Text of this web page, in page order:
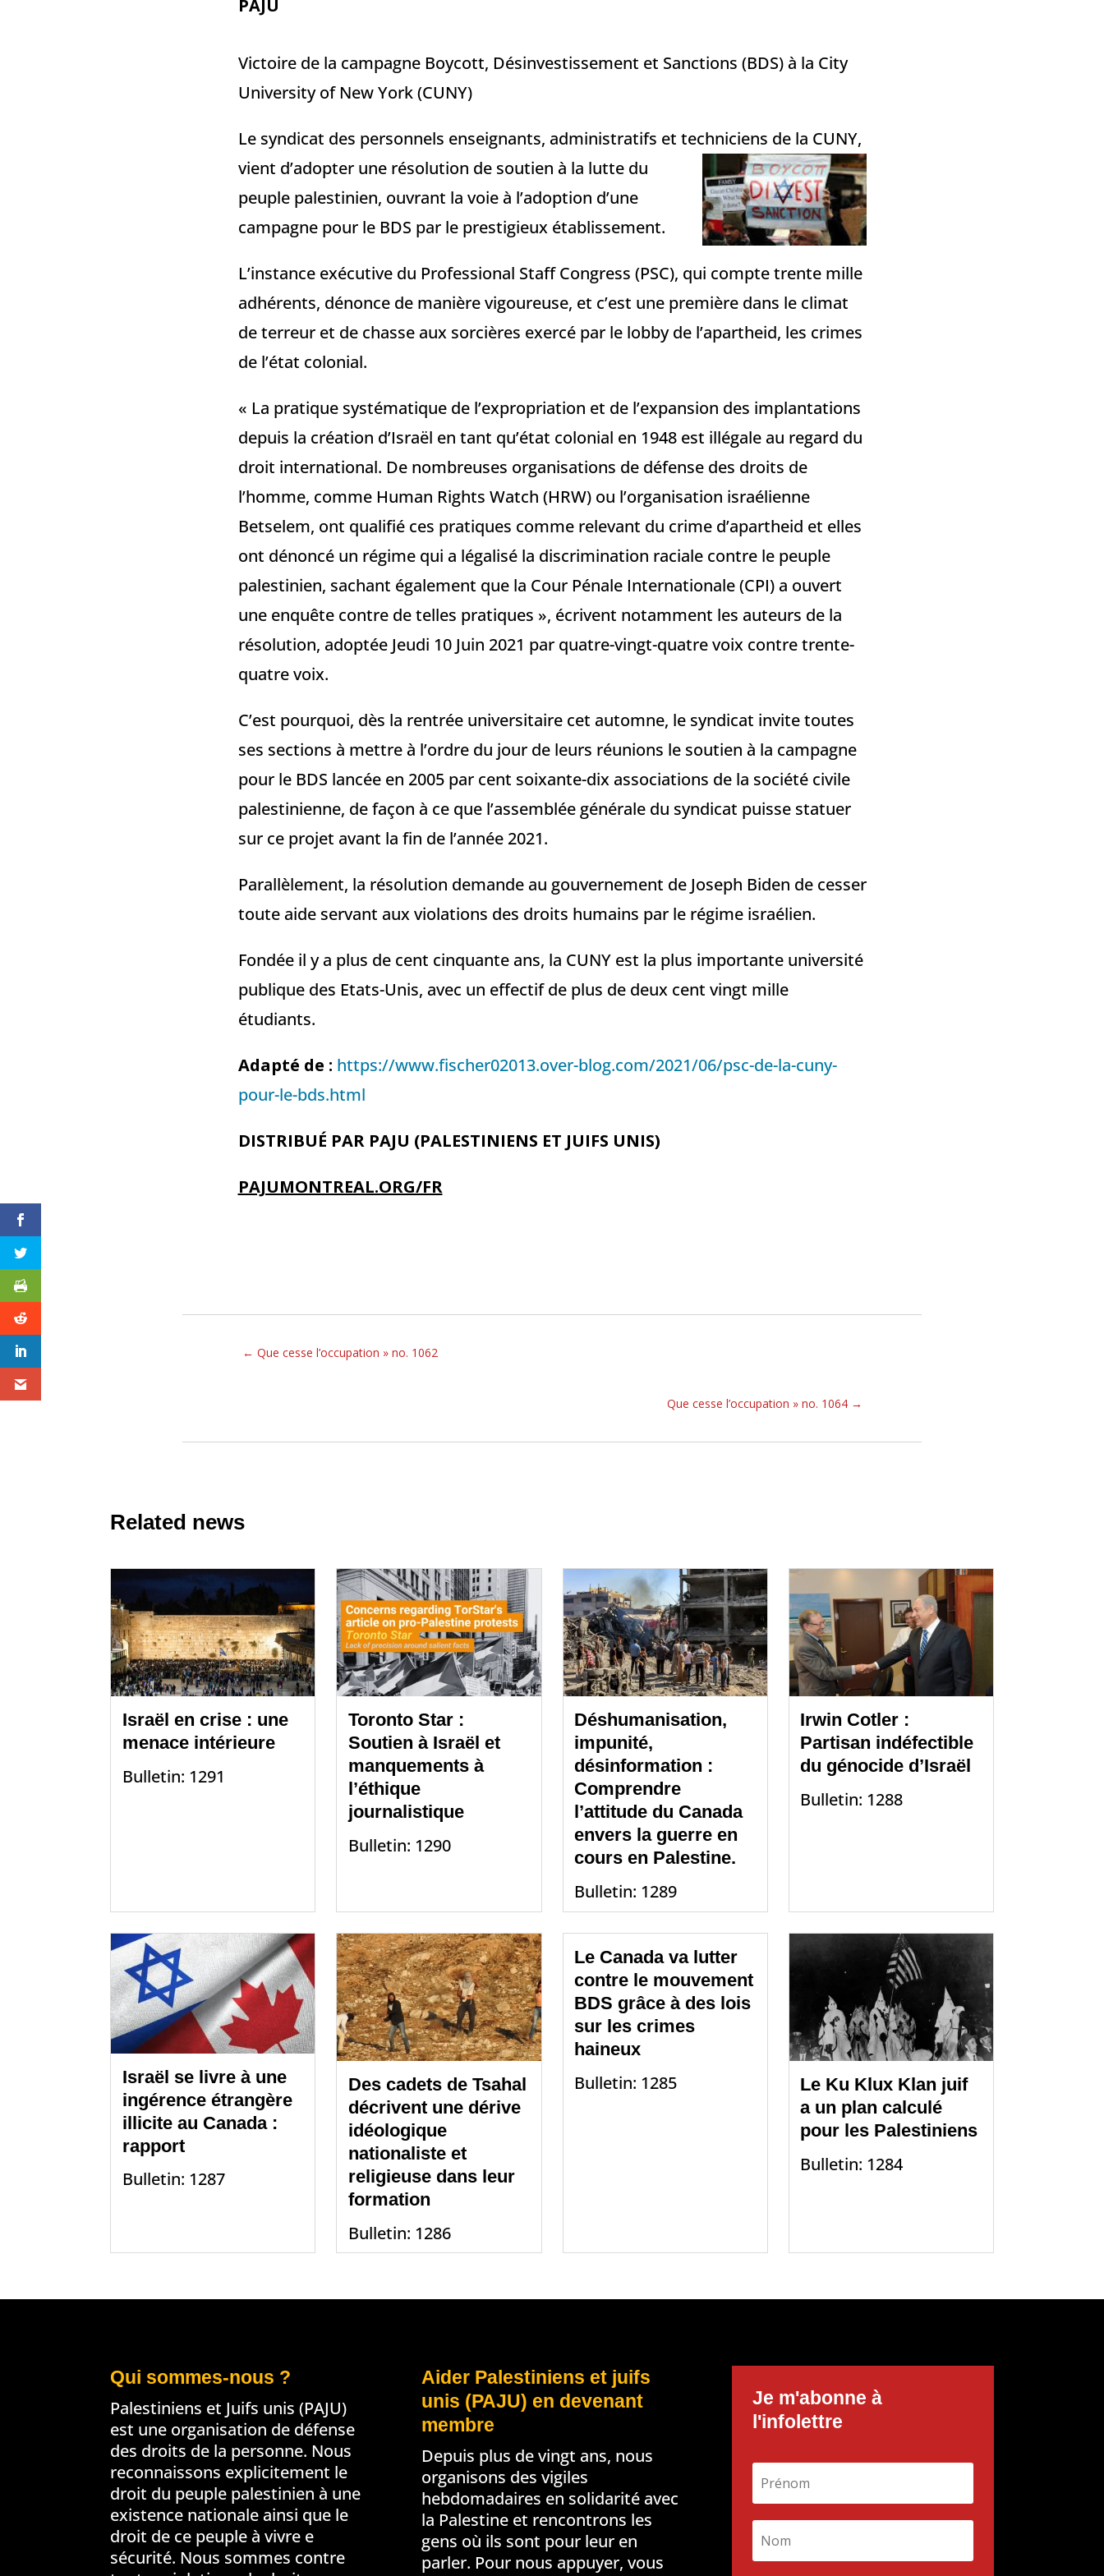
PAJU
Victoire de la campagne Boycott, Désinvestissement et Sanctions (BDS) à la City
University of New York (CUNY)
Le syndicat des personnels enseignants, administratifs et techniciens de la CUNY,
vient d’adopter une résolution de soutien à la lutte du
peuple palestinien, ouvrant la voie à l’adoption d’une
campagne pour le BDS par le prestigieux établissement.
L’instance exécutive du Professional Staff Congress (PSC), qui compte trente mille
adhérents, dénonce de manière vigoureuse, et c’est une première dans le climat
de terreur et de chasse aux sorcières exercé par le lobby de l’apartheid, les crimes
de l’état colonial.
« La pratique systématique de l’expropriation et de l’expansion des implantations
depuis la création d’Israël en tant qu’état colonial en 1948 est illégale au regard du
droit international. De nombreuses organisations de défense des droits de
l’homme, comme Human Rights Watch (HRW) ou l’organisation israélienne
Betselem, ont qualifié ces pratiques comme relevant du crime d’apartheid et elles
ont dénoncé un régime qui a légalisé la discrimination raciale contre le peuple
palestinien, sachant également que la Cour Pénale Internationale (CPI) a ouvert
une enquête contre de telles pratiques », écrivent notamment les auteurs de la
résolution, adoptée Jeudi 10 Juin 2021 par quatre-vingt-quatre voix contre trente-
quatre voix.
C’est pourquoi, dès la rentrée universitaire cet automne, le syndicat invite toutes
ses sections à mettre à l’ordre du jour de leurs réunions le soutien à la campagne
pour le BDS lancée en 2005 par cent soixante-dix associations de la société civile
palestinienne, de façon à ce que l’assemblée générale du syndicat puisse statuer
sur ce projet avant la fin de l’année 2021.
Parallèlement, la résolution demande au gouvernement de Joseph Biden de cesser
toute aide servant aux violations des droits humains par le régime israélien.
Fondée il y a plus de cent cinquante ans, la CUNY est la plus importante université
publique des Etats-Unis, avec un effectif de plus de deux cent vingt mille
étudiants.
Adapté de : https://www.fischer02013.over-blog.com/2021/06/psc-de-la-cuny-
pour-le-bds.html
DISTRIBUÉ PAR PAJU (PALESTINIENS ET JUIFS UNIS)
PAJUMONTREAL.ORG/FR
← Que cesse l’occupation » no. 1062
Que cesse l’occupation » no. 1064→
Related news
Israël en crise : une
menace intérieure
Bulletin: 1291
Toronto Star :
Soutien à Israël et
manquements à
l’éthique
journalistique
Bulletin: 1290
Déshumanisation,
impunité,
désinformation :
Comprendre
l’attitude du Canada
envers la guerre en
cours en Palestine.
Bulletin: 1289
Irwin Cotler :
Partisan indéfectible
du génocide d’Israël
Bulletin: 1288
Israël se livre à une
ingérence étrangère
illicite au Canada :
rapport
Bulletin: 1287
Des cadets de Tsahal
décrivent une dérive
idéologique
nationaliste et
religieuse dans leur
formation
Bulletin: 1286
Le Canada va lutter
contre le mouvement
BDS grâce à des lois
sur les crimes
haineux
Bulletin: 1285
Le Ku Klux Klan juif
a un plan calculé
pour les Palestiniens
Bulletin: 1284
Qui sommes-nous ?
Palestiniens et Juifs unis (PAJU)
est une organisation de défense
des droits de la personne. Nous
reconnaissons explicitement le
droit du peuple palestinien à une
existence nationale ainsi que le
droit de ce peuple à vivre e
sécurité. Nous sommes contre
Aider Palestiniens et juifs
unis (PAJU) en devenant
membre
Depuis plus de vingt ans, nous
organisons des vigiles
hebdomadaires en solidarité avec
la Palestine et rencontrons les
gens où ils sont pour leur en
parler. Pour nous appuyer, vous
Je m'abonne à
l'infolettre